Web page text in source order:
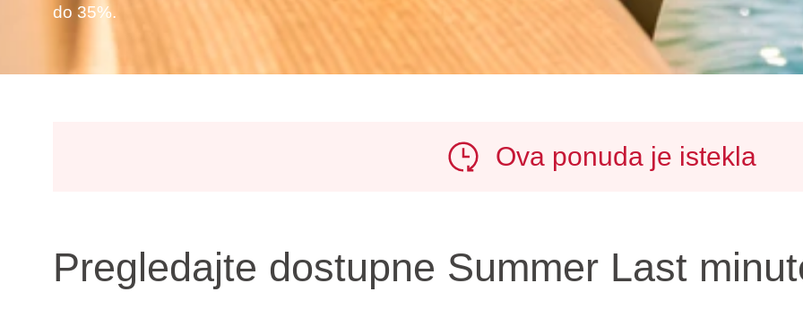
do 35%.
Ova ponuda je istekla
Pregledajte dostupne Summer Last